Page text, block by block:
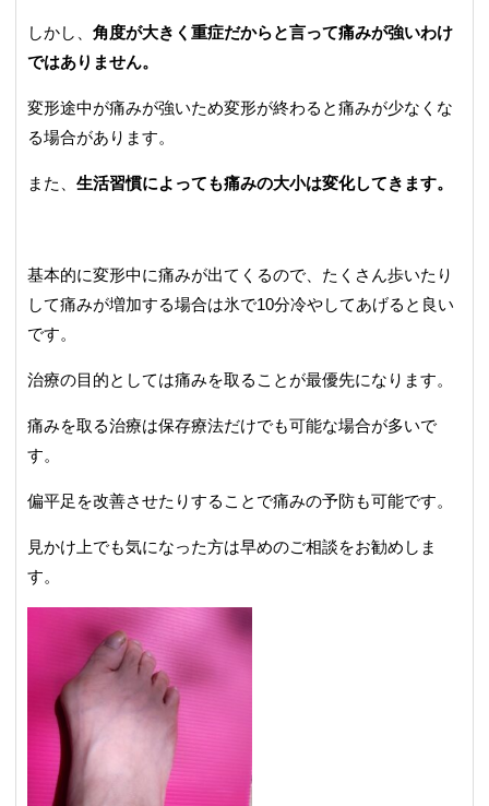
しかし、 角度が大きく重症だからと言って痛みが強いわけ
ではありません。
変形途中が痛みが強いため変形が終わると痛みが少なくな
る場合があります。
また、 生活習慣によっても痛みの大小は変化してきます。
基本的に変形中に痛みが出てくるので、たくさん歩いたり
して痛みが増加する場合は氷で10分冷やしてあげると良い
です。
治療の目的としては痛みを取ることが最優先になります。
痛みを取る治療は保存療法だけでも可能な場合が多いで
す。
偏平足を改善させたりすることで痛みの予防も可能です。
見かけ上でも気になった方は早めのご相談をお勧めしま
す。